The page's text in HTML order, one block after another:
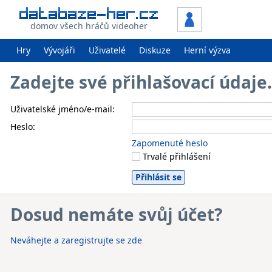
domov všech hráčů videoher
Hry Vývojáři Uživatelé Diskuze Herní výzva
Zadejte své přihlašovací
Uživatelské jméno/e-mail:
Heslo:
Zapomenuté heslo
Trvalé přihlášení
Dosud nemáte svůj účet?
Neváhejte a zaregistrujte se zde